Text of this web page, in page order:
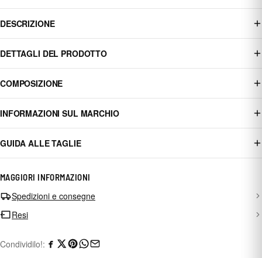
DESCRIZIONE
DETTAGLI DEL PRODOTTO
COMPOSIZIONE
INFORMAZIONI SUL MARCHIO
GUIDA ALLE TAGLIE
MAGGIORI INFORMAZIONI
Spedizioni e consegne
Resi
Condividilo!: